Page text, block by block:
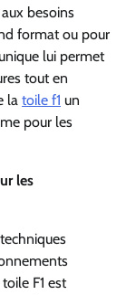
besoins
format ou pour
lui permet
tout en
la toile f1 un
pour les
les
F1 est